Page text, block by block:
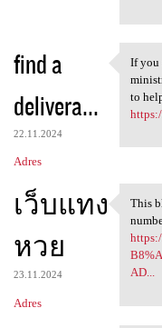
find a
delivera...
22.11.2024
Adres
If you
If you
to
เว็บแทง
หวย
23.11.2024
Adres
This
This
AD...